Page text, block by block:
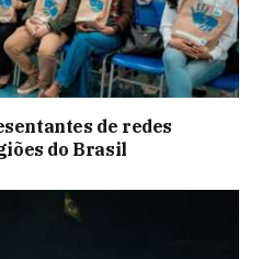
de redes
do Brasil